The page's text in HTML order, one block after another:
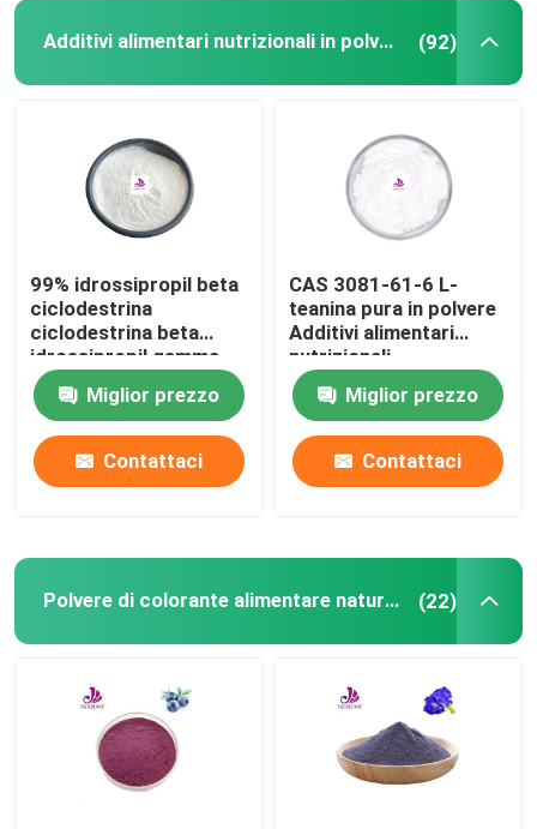
Casa
Video
Giro della fabbrica
Controllo di qualità
Contatto Stati Uniti
Notizie
Richieda una citazione
Estratto naturale della pianta
Polvere di frutta e verdura
Additivi alimentari nutrizionali in polvere (92)
99% idrossipropil beta
ciclodestrina
ciclodestrina beta
idrossipropil gamma
ciclodestrina
Miglior prezzo
Contattaci
CAS 3081-61-6 L-
teanina pura in polvere
Additivi alimentari
nutrizionali
Miglior prezzo
Contattaci
Polvere di colorante alimentare naturale (22)